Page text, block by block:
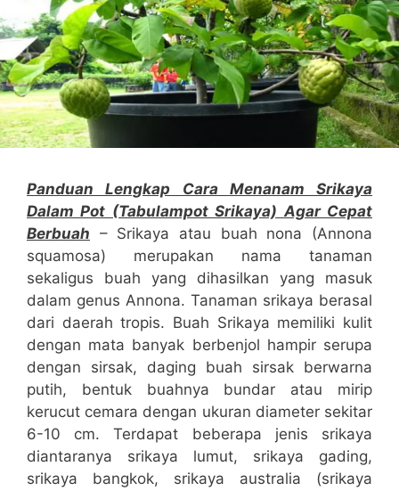
Panduan Lengkap Cara Menanam Srikaya
Dalam Pot (Tabulampot Srikaya) Agar Cepat
Berbuah – Srikaya atau buah nona (Annona
squamosa) merupakan nama tanaman
sekaligus buah yang dihasilkan yang masuk
dalam genus Annona. Tanaman srikaya berasal
dari daerah tropis. Buah Srikaya memiliki kulit
dengan mata banyak berbenjol hampir serupa
dengan sirsak, daging buah sirsak berwarna
putih, bentuk buahnya bundar atau mirip
kerucut cemara dengan ukuran diameter sekitar
6-10 cm. Terdapat beberapa jenis srikaya
diantaranya srikaya lumut, srikaya gading,
srikaya bangkok, srikaya australia (srikaya